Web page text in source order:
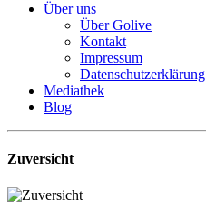
Über uns
Über Golive
Kontakt
Impressum
Datenschutzerklärung
Mediathek
Blog
Zuversicht